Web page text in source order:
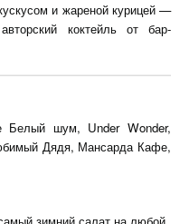
и жареной курицей —
коктейль от бар-
Белый шум, Under Wonder,
Дядя, Мансарда Кафе,